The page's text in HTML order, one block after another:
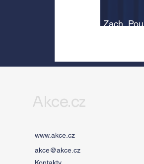
Zach,
Akce.cz
www.akce.cz
akce@akce.cz